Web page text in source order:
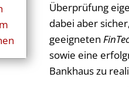
Überprüfung
dabei aber
geeigneten
sowie eine
Bankhaus zu